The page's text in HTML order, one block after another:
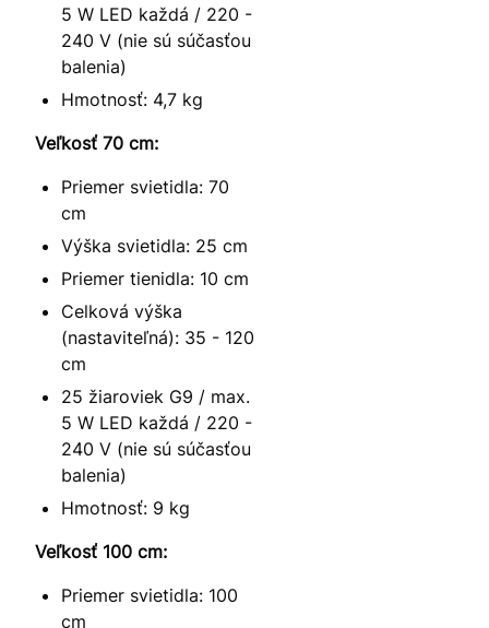
5 W LED každá / 220 -
240 V (nie sú súčasťou
balenia)
Hmotnosť: 4,7 kg
Veľkosť 70 cm:
Priemer svietidla: 70
cm
Výška svietidla: 25 cm
Priemer tienidla: 10 cm
Celková výška
(nastaviteľná): 35 - 120
cm
25 žiaroviek G9 / max.
5 W LED každá / 220 -
240 V (nie sú súčasťou
balenia)
Hmotnosť: 9 kg
Veľkosť 100 cm:
Priemer svietidla: 100
cm